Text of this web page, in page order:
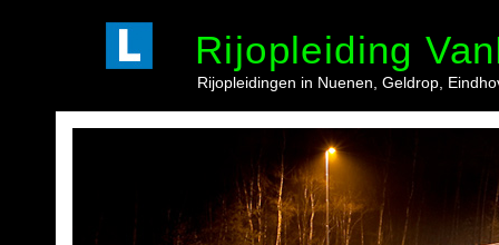
Rijopleiding
Rijopleidingen in Nuenen, Geldrop,